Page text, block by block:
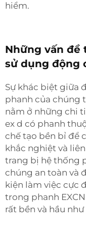
hiểm.
Những vấn đề
sử dụng động
Sự khác biệt giữa
phanh của chúng
nằm ở những chi
ex d có phanh
chế tạo bền bỉ để
khắc nghiệt và
trang bị hệ thống
chúng an toàn và
kiện làm việc cực
trong phanh
rất bền và hầu